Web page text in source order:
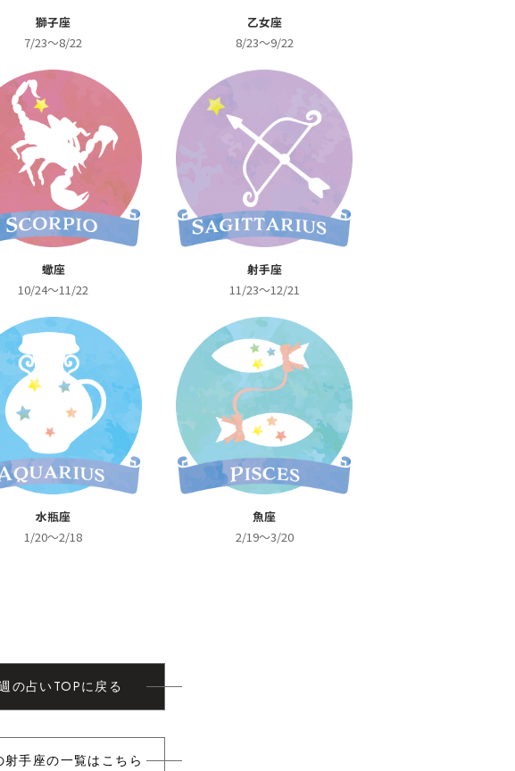
獅子座
7/23～8/22
乙女座
8/23～9/22
蠍座
10/24～11/22
射手座
11/23～12/21
水瓶座
1/20～2/18
魚座
2/19～3/20
の占いTOPに戻る
射手座の一覧はこちら